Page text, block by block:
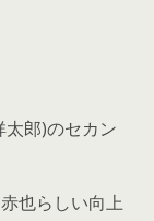
太郎)のセカン
也らしい向上